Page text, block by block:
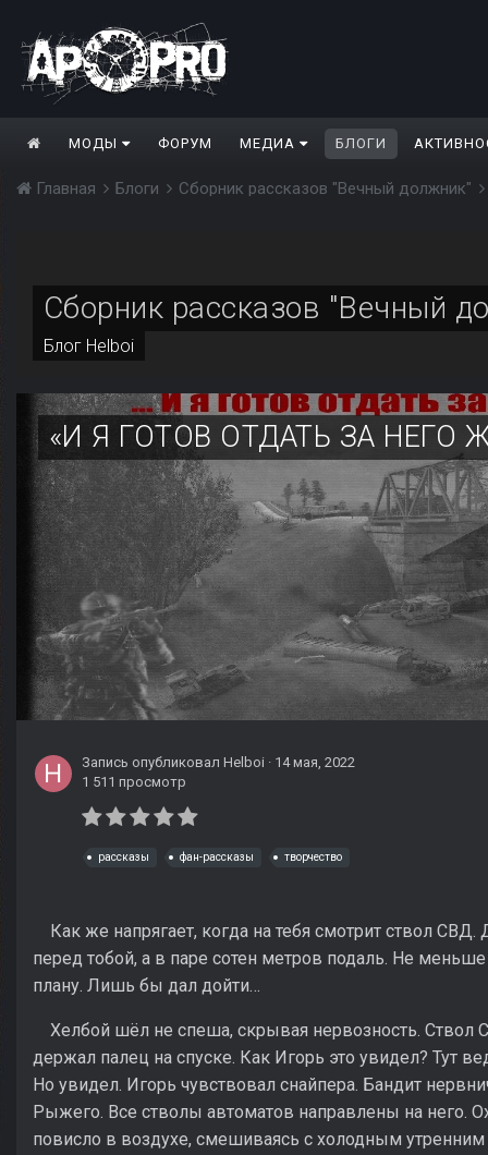
МОДЫ ФОРУМ МЕДИА БЛОГИ
Главная Блоги Сборник рассказов "Вечный должник"
Сборник рассказов "Вечный
Блог Helboi
«И Я ГОТОВ ОТДАТЬ ЗА НЕГО
Запись опубликовал Helboi · 14 мая, 2022
1 511 просмотр
рассказы фан-рассказы творчество
Как же напрягает, когда на тебя смотрит ствол
перед тобой, а в паре сотен метров подаль. Не
плану. Лишь бы дал дойти…
Хелбой шёл не спеша, скрывая нервозность. Ствол
держал палец на спуске. Как Игорь это увидел? Тут
Но увидел. Игорь чувствовал снайпера. Бандит
Рыжего. Все стволы автоматов направлены на него.
повисло в воздухе, смешиваясь с холодным